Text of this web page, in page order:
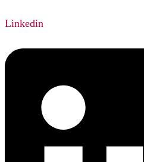
Linkedin